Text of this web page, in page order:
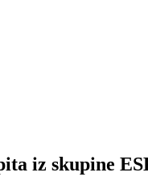
iz skupine